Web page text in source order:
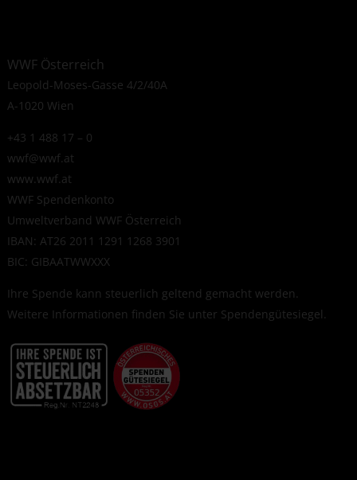
WWF Österreich
Leopold-Moses-Gasse 4/2/40A
A-1020 Wien
+43 1 488 17 – 0
wwf@wwf.at
www.wwf.at
WWF Spendenkonto
Umweltverband WWF Österreich
IBAN: AT26 2011 1291 1268 3901
BIC: GIBAATWWXXX
Ihre Spende kann steuerlich geltend gemacht werden.
Weitere Informationen finden Sie unter Spendengütesiegel.